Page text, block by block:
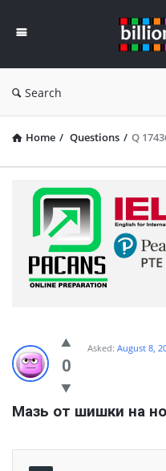
Search
Home / Questions / Q
0
Asked: August 8,
Мазь от шишки на